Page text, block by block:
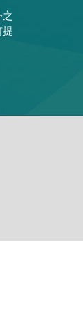
提